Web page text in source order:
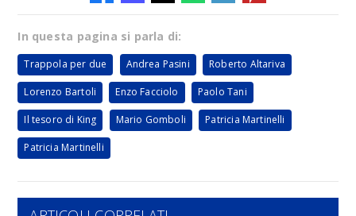
In questa pagina si parla di:
Trappola per due Andrea Pasini Roberto Altariva
Lorenzo Bartoli Enzo Facciolo Paolo Tani
Il tesoro di King Mario Gomboli Patricia Martinelli
Patricia Martinelli